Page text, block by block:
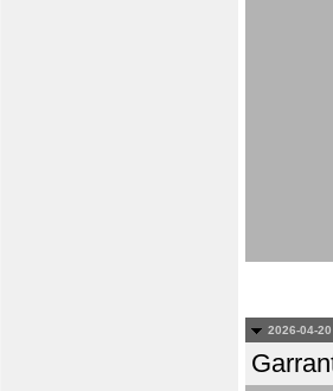
2026-04-20